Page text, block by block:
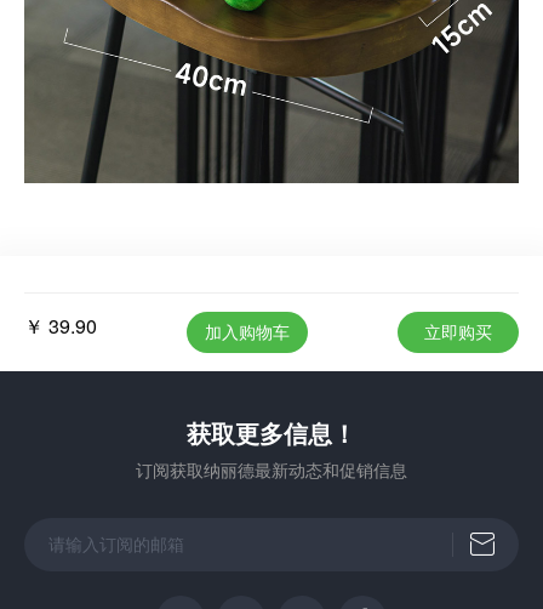
￥ 39.90 加入购物车 立即购买
获取更多信息！
订阅获取纳丽德最新动态和促销信息